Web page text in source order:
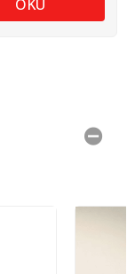
OKU